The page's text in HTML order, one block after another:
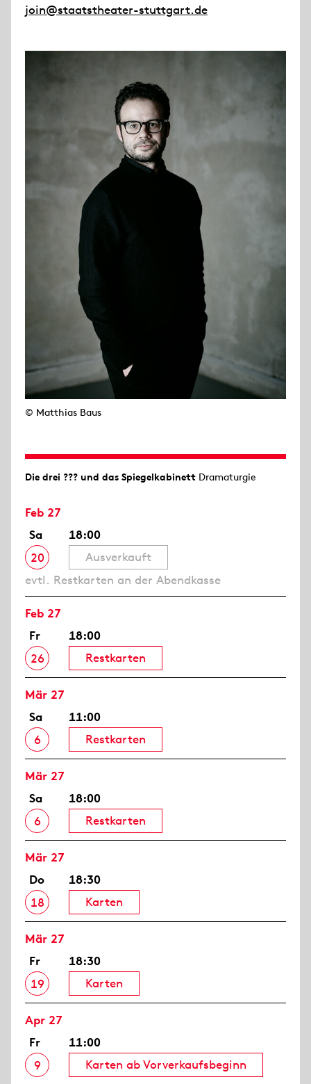
join@staatstheater-stuttgart.de
© Matthias Baus
Die drei ??? und das Spiegelkabinett Dramaturgie
Feb 27
Sa
20
18:00
Ausverkauft
evtl. Restkarten an der Abendkasse
Feb 27
Fr
26
18:00
Restkarten
Mär 27
Sa
6
11:00
Restkarten
Mär 27
Sa
6
18:00
Restkarten
Mär 27
Do
18
18:30
Karten
Mär 27
Fr
19
18:30
Karten
Apr 27
Fr
9
11:00
Karten ab Vorverkaufsbeginn